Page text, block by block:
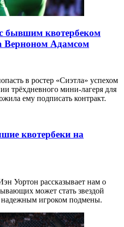
бывшим квотербеком
Верноном Адамсом
в ростер «Сиэтла» успехом
трёхдневного мини-лагеря для
ему подписать контракт.
квотербеки на
Уортон рассказывает нам о
может стать звездой
игроком подмены.